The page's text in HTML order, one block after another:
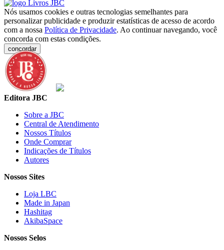
Nós usamos cookies e outras tecnologias semelhantes para
personalizar publicidade e produzir estatísticas de acesso de acordo
com a nossa Política de Privacidade. Ao continuar navegando, você
concorda com estas condições.
concordar
Editora JBC
Sobre a JBC
Central de Atendimento
Nossos Títulos
Onde Comprar
Indicações de Títulos
Autores
Nossos Sites
Loja LBC
Made in Japan
Hashitag
AkibaSpace
Nossos Selos